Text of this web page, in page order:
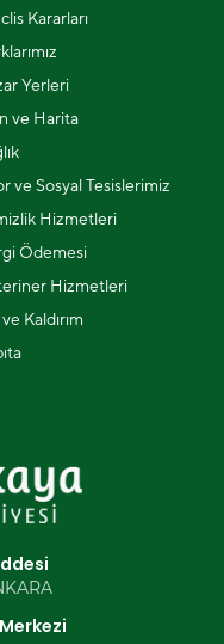
Kararları
Yerleri
ve Harita
ve Sosyal Tesislerimiz
Hizmetleri
Ödemesi
Hizmetleri
Kaldırım